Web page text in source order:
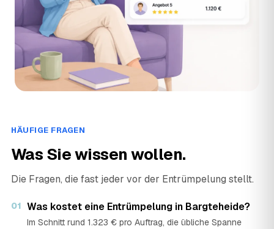
HÄUFIGE FRAGEN
Was Sie wissen wollen.
Die Fragen, die fast jeder vor der Entrümpelung stellt.
01 Was kostet eine Entrümpelung in Bargteheide?
Im Schnitt rund 1.323 € pro Auftrag, die übliche Spanne